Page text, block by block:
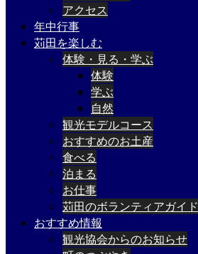
アクセス
年中行事
苅田を楽しむ
体験・見る・学ぶ
体験
学ぶ
自然
観光モデルコース
おすすめのお土産
食べる
泊まる
お仕事
苅田のボランティアガイド
おすすめ情報
観光協会からのお知らせ